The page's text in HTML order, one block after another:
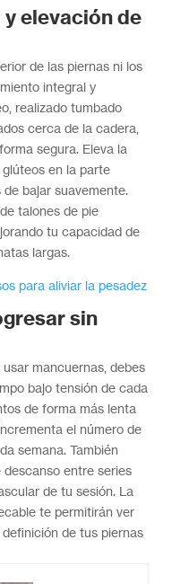
elevación de
de las piernas ni los
integral y
realizado tumbado
cerca de la cadera,
segura. Eleva la
en la parte
bajar suavemente.
talones de pie
tu capacidad de
largas.
para aliviar la pesadez
sin
mancuernas, debes
bajo tensión de cada
de forma más lenta
el número de
semana. También
entre series
de tu sesión. La
te permitirán ver
de tus piernas